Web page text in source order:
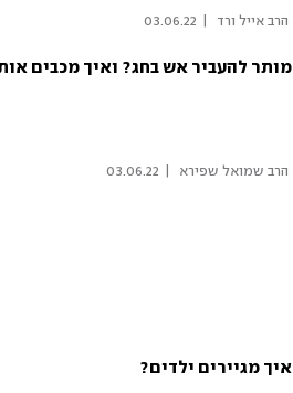
הרב אייל ורד 03.06.22
מותר להעביר אש בחג? ואיך מכבים
הרב שמואל שפירא 03.06.22
איך מגיירים ילדים?